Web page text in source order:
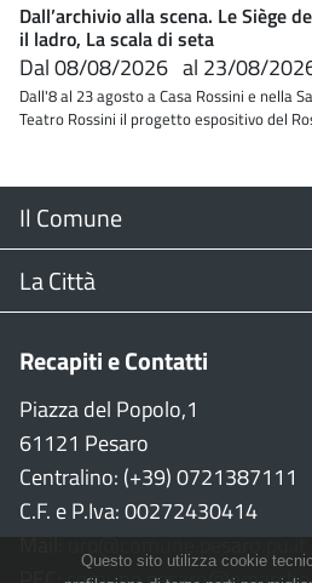
Dall’archivio alla scena. Le Siège
il ladro, La scala di seta
Dal08/08/2026 al 23/08/
Dall'8 al 23 agosto a Casa Rossini e nella
Teatro Rossini il progetto espositivo del
Menu
Footer
Il Comune
Il Sindaco
Consiglio Comunale
CON
Garante persone con disabilità
La Città
Stradario
WiFi
Città della Musica
Recapiti e Contatti
Piazza del Popolo,1
61121 Pesaro
Centralino: (+39) 0721387111
C.F. e P.Iva: 00272430414
Mail:urp@comune.pesaro.pu.it
Questo sito utilizza cookie